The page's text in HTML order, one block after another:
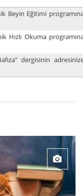
Beyin Eğitimi
Hızlı Okuma
dergisinin